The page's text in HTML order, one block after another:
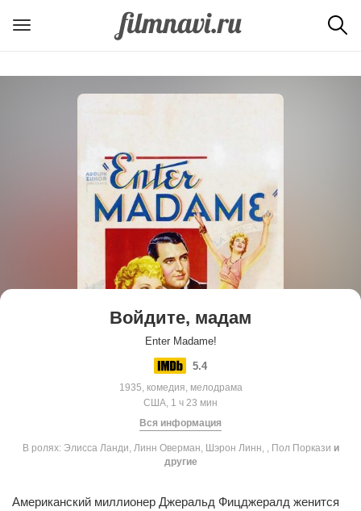
Войдите, мадам
Enter Madame!
5.4
1935, комедия, мелодрама
США, 1 ч 23 мин
Вся информация
В ролях: Элисса Ланди, Линн Оверман, Шэрон Линн, , Пол Поркази и
другие
Американский миллионер Джеральд Фицджералд женится